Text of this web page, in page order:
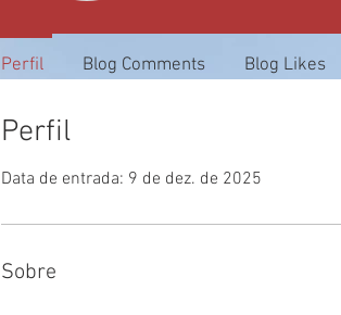
Perfil
Data de entrada: 9 de dez. de 2025
Sobre
Perfil Blog Comments Blog Likes